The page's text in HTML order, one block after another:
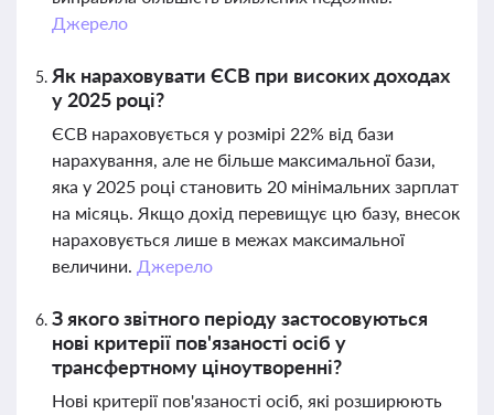
Джерело
Як нараховувати ЄСВ при високих доходах
у 2025 році?
ЄСВ нараховується у розмірі 22% від бази
нарахування, але не більше максимальної бази,
яка у 2025 році становить 20 мінімальних зарплат
на місяць. Якщо дохід перевищує цю базу, внесок
нараховується лише в межах максимальної
величини. Джерело
З якого звітного періоду застосовуються
нові критерії пов'язаності осіб у
трансфертному ціноутворенні?
Нові критерії пов'язаності осіб, які розширюють